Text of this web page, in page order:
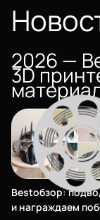
2026 —
3D
Bestобзор:
и награждаем
О нас
Филиалы
Сертификаты
Система
Оплата и
Для крупных